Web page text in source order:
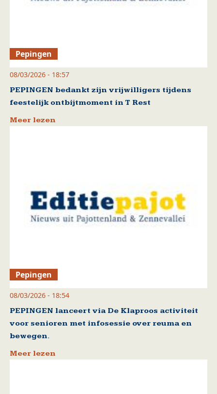
Pepingen
08/03/2026 - 18:57
PEPINGEN bedankt zijn vrijwilligers tijdens
feestelijk ontbijtmoment in T Rest
Meer lezen
Pepingen
08/03/2026 - 18:54
PEPINGEN lanceert via De Klaproos activiteit
voor senioren met infosessie over reuma en
bewegen.
Meer lezen